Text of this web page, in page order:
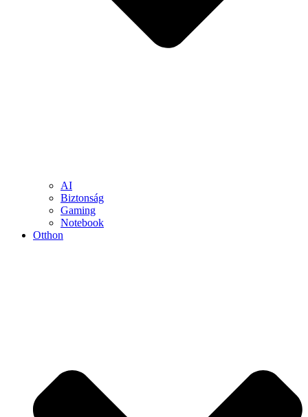
AI
Biztonság
Gaming
Notebook
Otthon